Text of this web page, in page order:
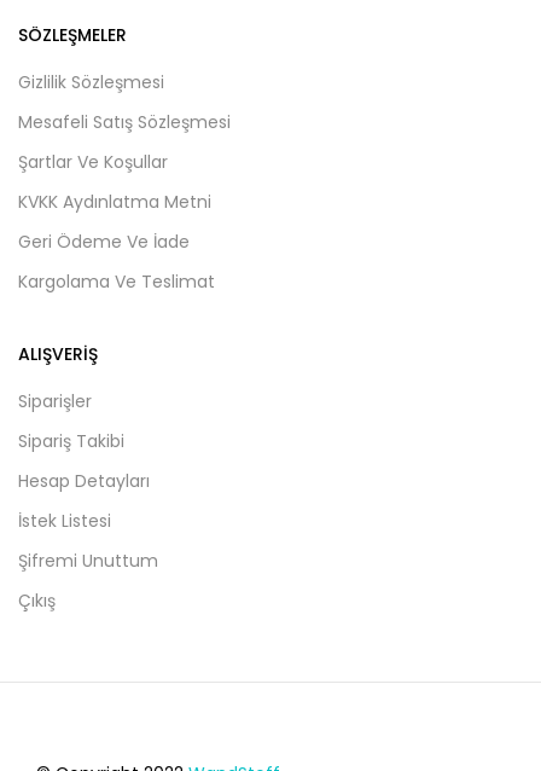
SÖZLEŞMELER
Gizlilik Sözleşmesi
Mesafeli Satış Sözleşmesi
Şartlar Ve Koşullar
KVKK Aydınlatma Metni
Geri Ödeme Ve İade
Kargolama Ve Teslimat
ALIŞVERIŞ
Siparişler
Sipariş Takibi
Hesap Detayları
İstek Listesi
Şifremi Unuttum
Çıkış